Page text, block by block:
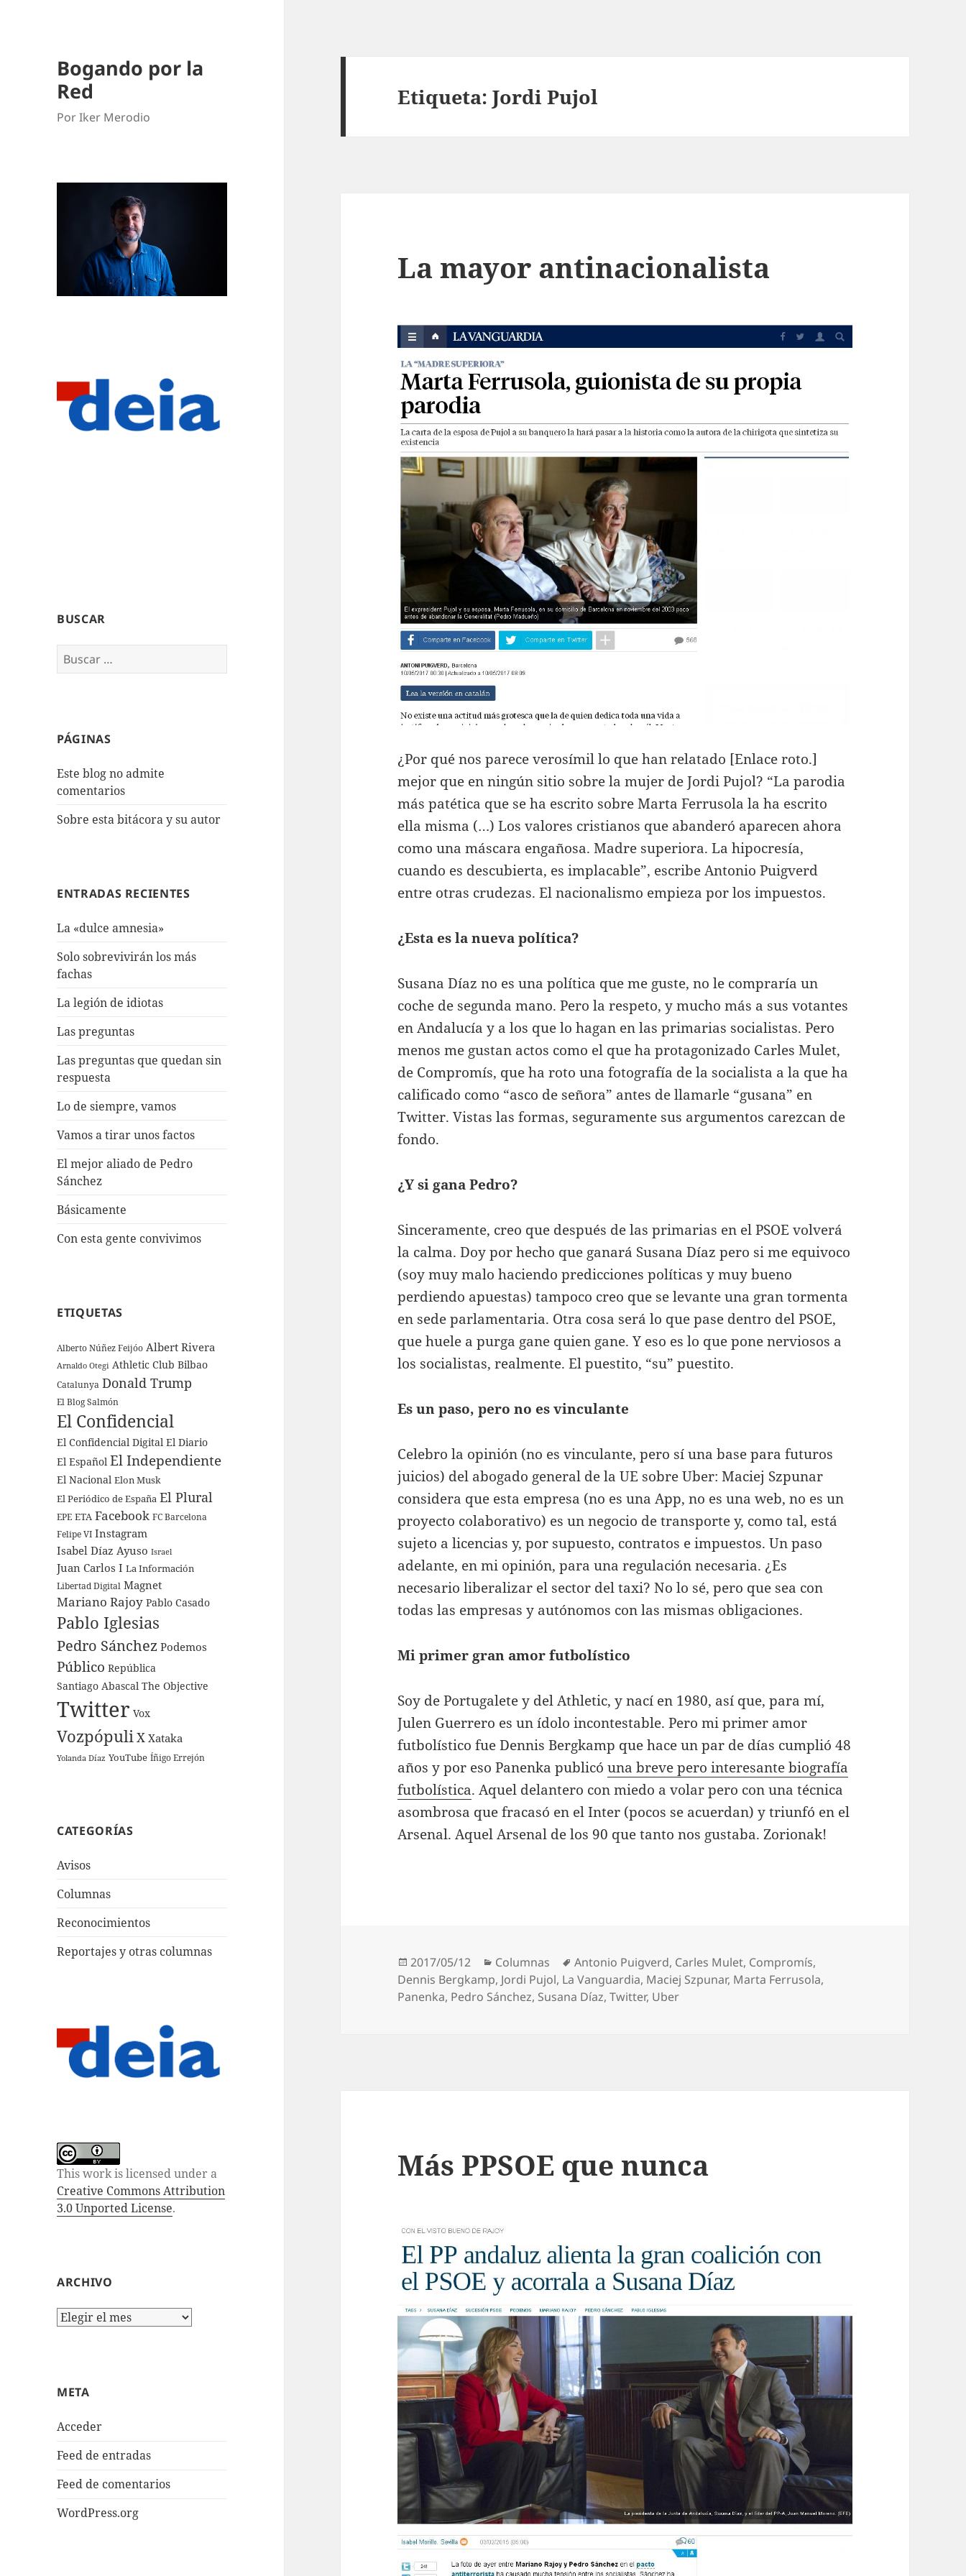
Bogando por la
Red
Por Iker Merodio
BUSCAR
Buscar:
PÁGINAS
Este blog no admite
comentarios
Sobre esta bitácora y su autor
ENTRADAS RECIENTES
La «dulce amnesia»
Solo sobrevivirán los más
fachas
La legión de idiotas
Las preguntas
Las preguntas que quedan sin
respuesta
Lo de siempre, vamos
Vamos a tirar unos factos
El mejor aliado de Pedro
Sánchez
Básicamente
Con esta gente convivimos
ETIQUETAS
Alberto Núñez Feijóo Albert Rivera
Arnaldo Otegi Athletic Club Bilbao
Catalunya Donald Trump
El Blog Salmón
El Confidencial
El Confidencial Digital El Diario
El Español El Independiente
El Nacional Elon Musk
El Periódico de España El Plural
EPE ETA Facebook FC Barcelona
Felipe VI Instagram
Isabel Díaz Ayuso Israel
Juan Carlos I La Información
Libertad Digital Magnet
Mariano Rajoy Pablo Casado
Pablo Iglesias
Pedro Sánchez Podemos
Público República
Santiago Abascal The Objective
Twitter Vox
Vozpópuli X Xataka
Yolanda Díaz YouTube Íñigo Errejón
CATEGORÍAS
Avisos
Columnas
Reconocimientos
Reportajes y otras columnas
This work is licensed under a
Creative Commons Attribution
3.0 Unported License.
ARCHIVO
Archivo
META
Acceder
Feed de entradas
Feed de comentarios
WordPress.org
Etiqueta:Jordi Pujol
La mayor antinacionalista
¿Por qué nos parece verosímil lo que han relatado [Enlace roto.]
mejor que en ningún sitio sobre la mujer de Jordi Pujol? “La parodia
más patética que se ha escrito sobre Marta Ferrusola la ha escrito
ella misma (…) Los valores cristianos que abanderó aparecen ahora
como una máscara engañosa. Madre superiora. La hipocresía,
cuando es descubierta, es implacable”, escribe Antonio Puigverd
entre otras crudezas. El nacionalismo empieza por los impuestos.
¿Esta es la nueva política?
Susana Díaz no es una política que me guste, no le compraría un
coche de segunda mano. Pero la respeto, y mucho más a sus votantes
en Andalucía y a los que lo hagan en las primarias socialistas. Pero
menos me gustan actos como el que ha protagonizado Carles Mulet,
de Compromís, que ha roto una fotografía de la socialista a la que ha
calificado como “asco de señora” antes de llamarle “gusana” en
Twitter. Vistas las formas, seguramente sus argumentos carezcan de
fondo.
¿Y si gana Pedro?
Sinceramente, creo que después de las primarias en el PSOE volverá
la calma. Doy por hecho que ganará Susana Díaz pero si me equivoco
(soy muy malo haciendo predicciones políticas y muy bueno
perdiendo apuestas) tampoco creo que se levante una gran tormenta
en sede parlamentaria. Otra cosa será lo que pase dentro del PSOE,
que huele a purga gane quien gane. Y eso es lo que pone nerviosos a
los socialistas, realmente. El puestito, “su” puestito.
Es un paso, pero no es vinculante
Celebro la opinión (no es vinculante, pero sí una base para futuros
juicios) del abogado general de la UE sobre Uber: Maciej Szpunar
considera que esta empresa (no es una App, no es una web, no es un
proyecto colaborativo) es un negocio de transporte y, como tal, está
sujeto a licencias y, por supuesto, contratos e impuestos. Un paso
adelante, en mi opinión, para una regulación necesaria. ¿Es
necesario liberalizar el sector del taxi? No lo sé, pero que sea con
todas las empresas y autónomos con las mismas obligaciones.
Mi primer gran amor futbolístico
Soy de Portugalete y del Athletic, y nací en 1980, así que, para mí,
Julen Guerrero es un ídolo incontestable. Pero mi primer amor
futbolístico fue Dennis Bergkamp que hace un par de días cumplió 48
años y por eso Panenka publicóuna breve pero interesante biografía
futbolística. Aquel delantero con miedo a volar pero con una técnica
asombrosa que fracasó en el Inter (pocos se acuerdan) y triunfó en el
Arsenal. Aquel Arsenal de los 90 que tanto nos gustaba. Zorionak!
Publicado
el
2017/05/12 Categorías
Columnas Etiquetas
Antonio Puigverd, Carles Mulet, Compromís,
Dennis Bergkamp, Jordi Pujol, La Vanguardia, Maciej Szpunar, Marta Ferrusola,
Panenka, Pedro Sánchez, Susana Díaz,Twitter, Uber
Más PPSOE que nunca